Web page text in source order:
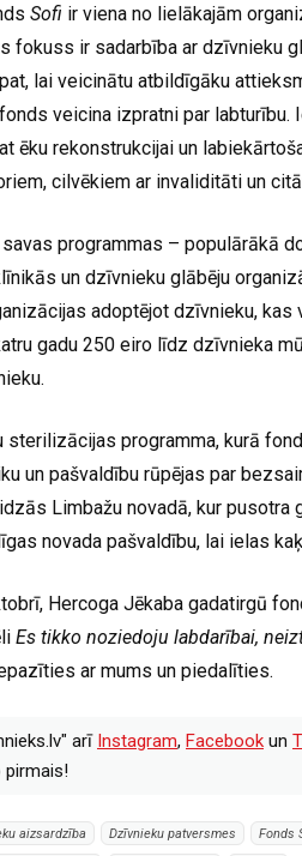
Sofi ir viena no lielākajām
fokuss ir sadarbība ar dzīvnieku
lai veicinātu atbildīgāku
veicina izpratni par
ēku rekonstrukcijai un
cilvēkiem ar invaliditāti un
programmas – populārākā
un dzīvnieku glābēju
adoptējot dzīvnieku,
gadu 250 eiro līdz dzīvnieka
sterilizācijas programma, kurā
un pašvaldību rūpējas par
Limbažu novadā, kur
novada pašvaldību, lai ielas
Hercoga Jēkaba gadatirgū
Es tikko noziedoju labdarībai,
ar mums un piedalīties.
arī Instagram, Facebook un
pirmais!
aizsardzība Dzīvnieku patversmes Fonds